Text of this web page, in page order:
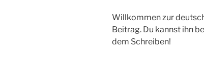
Willkommen zur
Beitrag. Du kannst ihn
dem Schreiben!